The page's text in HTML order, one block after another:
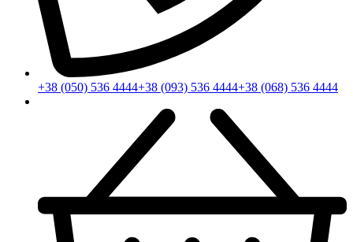
+38 (050) 536 4444+38 (093) 536 4444+38 (068) 536 4444